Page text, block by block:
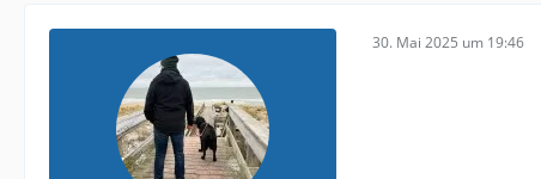
30. Mai 2025 um 19:46